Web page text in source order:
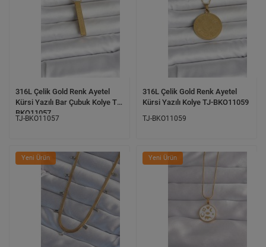
316L Çelik Gold Renk Ayetel
Kürsi Yazılı Bar Çubuk Kolye TJ-
BKO11057
TJ-BKO11057
316L Çelik Gold Renk Ayetel
Kürsi Yazılı Kolye TJ-BKO11059
TJ-BKO11059
Yeni Ürün Yeni Ürün